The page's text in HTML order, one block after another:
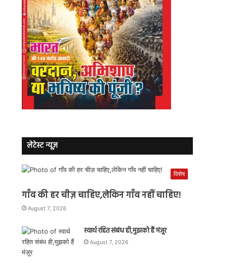
लेटेस्ट न्यूज़
विशेष
गाँव की हर चीज़ चाहिए,लेकिन गाँव नहीं चाहिए!
August 7, 2026
स्वार्थ रहित संबंध ही,मुझको हैं मंज़ूर
August 7, 2026